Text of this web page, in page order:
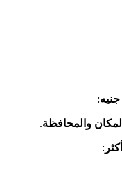
:
المكان والمحافظة.
: